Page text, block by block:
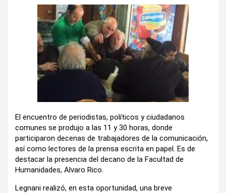
El encuentro de periodistas, políticos y ciudadanos
comunes se produjo a las 11 y 30 horas, donde
participaron decenas de trabajadores de la comunicación,
así como lectores de la prensa escrita en papel. Es de
destacar la presencia del decano de la Facultad de
Humanidades, Alvaro Rico.
Legnani realizó, en esta oportunidad, una breve